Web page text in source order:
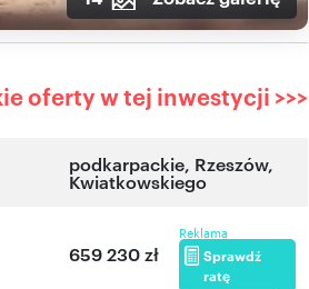
oferty w tej inwestycji >>>
podkarpackie, Rzeszów,
Kwiatkowskiego
659 230 zł
Reklama
Sprawdź
ratę